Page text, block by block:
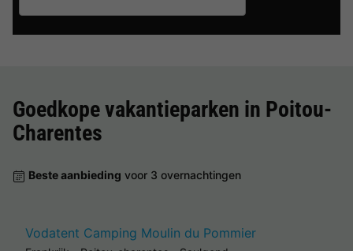
Goedkope vakantieparken in Poitou-
Charentes
Beste aanbieding voor 3 overnachtingen
Vodatent Camping Moulin du Pommier